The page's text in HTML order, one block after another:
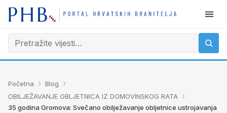
Početna › Blog ›
OBILJEŽAVANJE OBLJETNICA IZ DOMOVINSKOG RATA ›
35 godina Gromova: Svečano obilježavanje obljetnice ustrojavanja